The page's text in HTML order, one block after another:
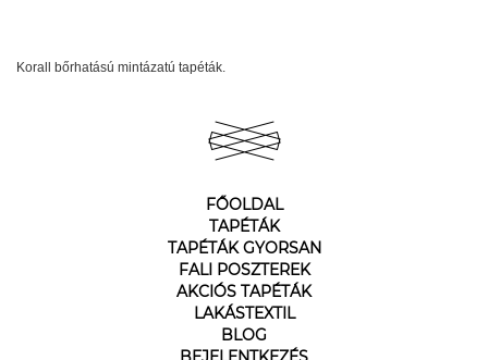
Korall bőrhatású mintázatú tapéták.
FŐOLDAL
TAPÉTÁK
TAPÉTÁK GYORSAN
FALI POSZTEREK
AKCIÓS TAPÉTÁK
LAKÁSTEXTIL
BLOG